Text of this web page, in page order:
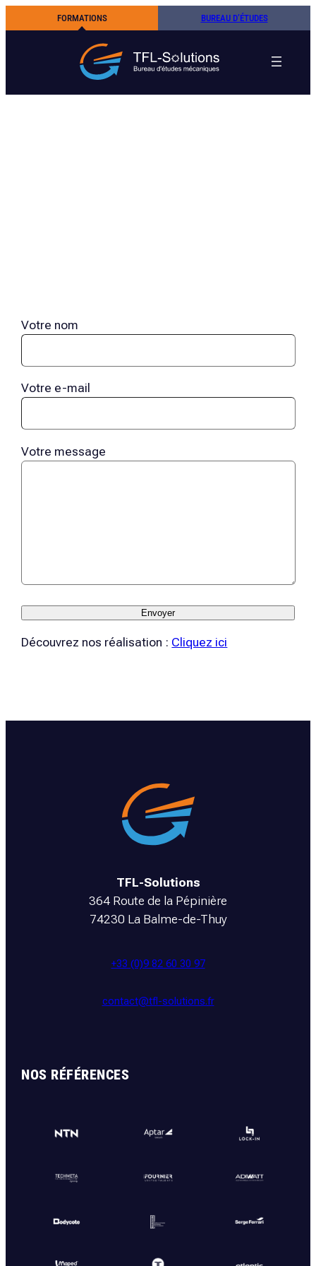
FORMATIONS BUREAU D’ÉTUDES
Votre nom
Votre e-mail
Votre message
Découvrez nos réalisation : Cliquez ici
TFL-Solutions
364 Route de la Pépinière
74230 La Balme-de-Thuy
+33 (0)9 82 60 30 97
contact@tfl-solutions.fr
NOS RÉFÉRENCES